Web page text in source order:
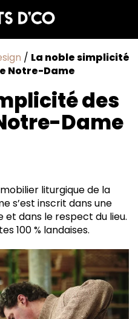
/ La noble simplicité
Notre-Dame
des
Dame
liturgique de la
s’est inscrit dans une
dans le respect du lieu.
100 % landaises.